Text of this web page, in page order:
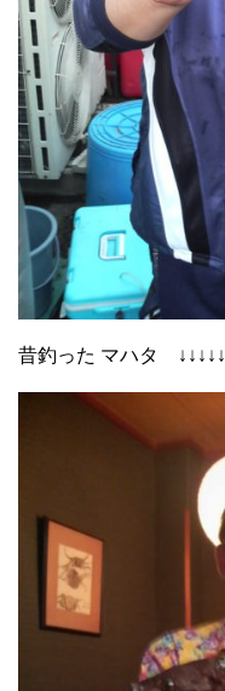
昔釣った マハタ ↓↓↓↓↓